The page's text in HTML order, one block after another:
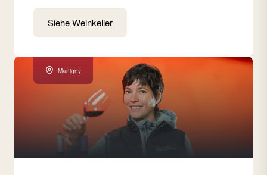
Siehe Weinkeller
Martigny